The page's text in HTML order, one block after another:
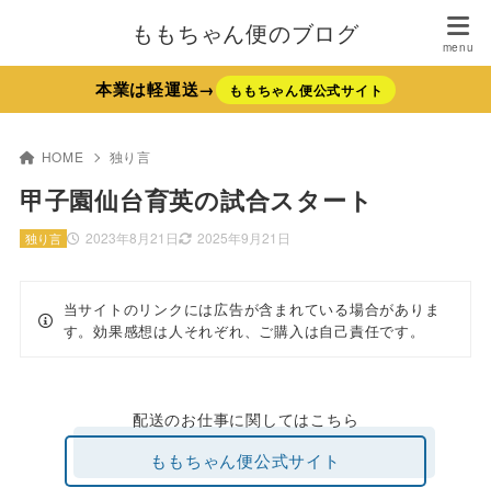
ももちゃん便のブログ
本業は軽運送→ ももちゃん便公式サイト
HOME 独り言
甲子園仙台育英の試合スタート
2023年8月21日 2025年9月21日
独り言
当サイトのリンクには広告が含まれている場合がありま
す。効果感想は人それぞれ、ご購入は自己責任です。
配送のお仕事に関してはこちら
ももちゃん便公式サイト